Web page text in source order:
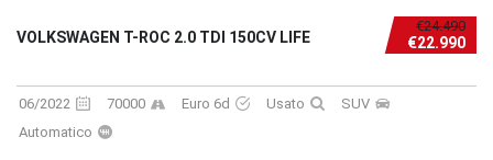
€24.490
€22.990
VOLKSWAGEN T-ROC 2.0 TDI 150CV LIFE
06/2022 70000 Euro 6d Usato
SUV
Automatico